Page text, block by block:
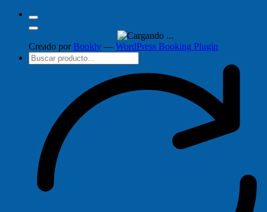
Creado por Bookly — WordPress Booking Plugin